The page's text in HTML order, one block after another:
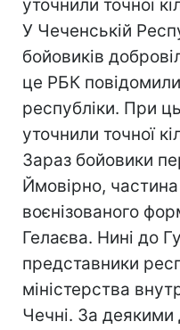
уточнили точної
У Чеченській
бойовиків
це РБК
республіки. При
уточнили точної
Зараз бойовики
Ймовірно,
воєнізованого
Гелаєва. Нині до
представники
міністерства
Чечні. За деякими